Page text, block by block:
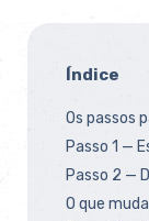
Índice
Os passos
Passo 1 —
Passo 2 —
O que